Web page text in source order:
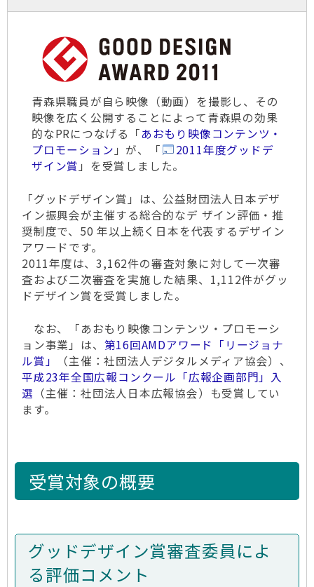
青森県職員が自ら映像（動画）を撮影し、その
映像を広く公開することによって青森県の効果
的なPRにつなげる「あおもり映像コンテンツ・
プロモーション 」が、 「
2011年度グッドデ
ザイン賞 」を受賞 しました。
「グッドデザイン賞」は、公益財団法人日本デザ
イン振興会が主催する総合的なデ ザイン評価・推
奨制度で、50 年以上続く日本を代表するデザイン
アワードです。
2011年度は、3,162件の審査対象に対して一次審
査および二次審査を実施した結果、1,112件がグッ
ドデザイン賞を受賞しました。
なお、「あおもり映像コンテンツ・プロモーシ
ョン事業」は、 第16回AMDアワード「リージョナ
ル賞」
（主催：社団法人デジタルメディア協会）、
­平成23年­全国広報コ­ンクール「広報企画部門」入
選 （主催：社団法人日本広報協会）­も受賞してい
ます。
受賞対象の概要
グッドデザイン賞審査委員によ
る評価コメント